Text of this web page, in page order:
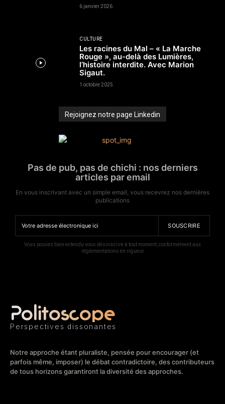
6 janvier 2026
CULTURE
Les racines du Mal – « La Marche
Rouge », au-delà des Lumières,
l’histoire interdite. Avec Marion
Sigaut.
1 octobre 2025
Rejoignez notre page Linkedin
Pas de pub, pas de chichi : nos derniers
articles par email
En vous inscrivant avec un simple email, vous recevrez nos dernières
publications
SOUSCRIRE
Vous pouvez bien entendu vous désinscrire à tout moment, conformément aux
règlementations en vigueur
Politoscope
Perspectives dissonantes
Notre approche étant pluraliste, pensée pour encourager (et
parfois même, imposer) le débat contradictoire, des contributeurs
de tous horizons garantiront la diversité des approches.